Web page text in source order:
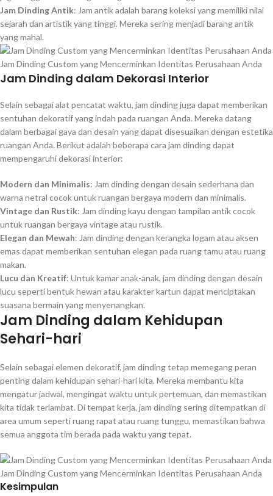
Jam Dinding Antik: Jam antik adalah barang koleksi yang memiliki nilai
sejarah dan artistik yang tinggi. Mereka sering menjadi barang antik
yang mahal.
Jam Dinding Custom yang Mencerminkan Identitas Perusahaan Anda
Jam Dinding dalam Dekorasi Interior
Selain sebagai alat pencatat waktu, jam dinding juga dapat memberikan
sentuhan dekoratif yang indah pada ruangan Anda. Mereka datang
dalam berbagai gaya dan desain yang dapat disesuaikan dengan estetika
ruangan Anda. Berikut adalah beberapa cara jam dinding dapat
mempengaruhi dekorasi interior:
Modern dan Minimalis: Jam dinding dengan desain sederhana dan
warna netral cocok untuk ruangan bergaya modern dan minimalis.
Vintage dan Rustik: Jam dinding kayu dengan tampilan antik cocok
untuk ruangan bergaya vintage atau rustik.
Elegan dan Mewah: Jam dinding dengan kerangka logam atau aksen
emas dapat memberikan sentuhan elegan pada ruang tamu atau ruang
makan.
Lucu dan Kreatif: Untuk kamar anak-anak, jam dinding dengan desain
lucu seperti bentuk hewan atau karakter kartun dapat menciptakan
suasana bermain yang menyenangkan.
Jam Dinding dalam Kehidupan
Sehari-hari
Selain sebagai elemen dekoratif, jam dinding tetap memegang peran
penting dalam kehidupan sehari-hari kita. Mereka membantu kita
mengatur jadwal, mengingat waktu untuk pertemuan, dan memastikan
kita tidak terlambat. Di tempat kerja, jam dinding sering ditempatkan di
area umum seperti ruang rapat atau ruang tunggu, memastikan bahwa
semua anggota tim berada pada waktu yang tepat.
Jam Dinding Custom yang Mencerminkan Identitas Perusahaan Anda
Kesimpulan